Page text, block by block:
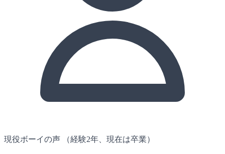
現役ボーイの声 （経験2年、現在は卒業）